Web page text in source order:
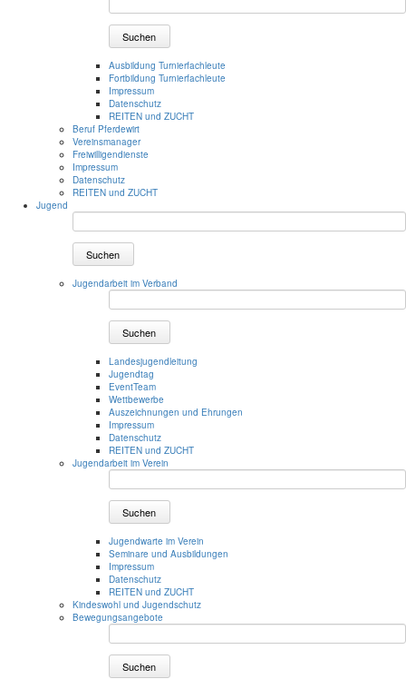
Suchen
Ausbildung Turnierfachleute
Fortbildung Turnierfachleute
Impressum
Datenschutz
REITEN und ZUCHT
Beruf Pferdewirt
Vereinsmanager
Freiwilligendienste
Impressum
Datenschutz
REITEN und ZUCHT
Jugend
Suchen
Jugendarbeit im Verband
Suchen
Landesjugendleitung
Jugendtag
EventTeam
Wettbewerbe
Auszeichnungen und Ehrungen
Impressum
Datenschutz
REITEN und ZUCHT
Jugendarbeit im Verein
Suchen
Jugendwarte im Verein
Seminare und Ausbildungen
Impressum
Datenschutz
REITEN und ZUCHT
Kindeswohl und Jugendschutz
Bewegungsangebote
Suchen